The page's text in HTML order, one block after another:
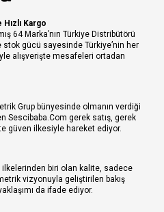
Kargo
64 Marka’nın Türkiye Distribütörü
stok gücü sayesinde Türkiye’nin her
alışverişte mesafeleri ortadan
Grup bünyesinde olmanın verdiği
Sescibaba.Com gerek satış, gerek
güven ilkesiyle hareket ediyor.
ilkelerinden biri olan kalite, sadece
vizyonuyla geliştirilen bakış
da ifade ediyor.